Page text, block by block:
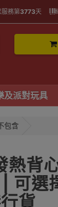
服務第3773天
及派對玩具
包含
背
選
貨